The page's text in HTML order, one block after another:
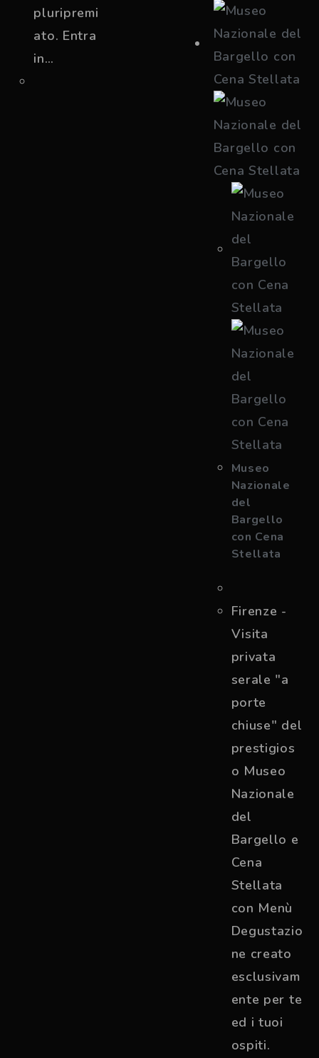
pluripremi
ato. Entra
in…
Museo
Nazionale
del
Bargello
con Cena
Stellata
Firenze -
Visita
privata
serale "a
porte
chiuse" del
prestigios
o Museo
Nazionale
del
Bargello e
Cena
Stellata
con Menù
Degustazio
ne creato
esclusivam
ente per te
ed i tuoi
ospiti.